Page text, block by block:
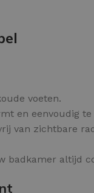
voeten.
en eenvoudig
van zichtbare
altijd